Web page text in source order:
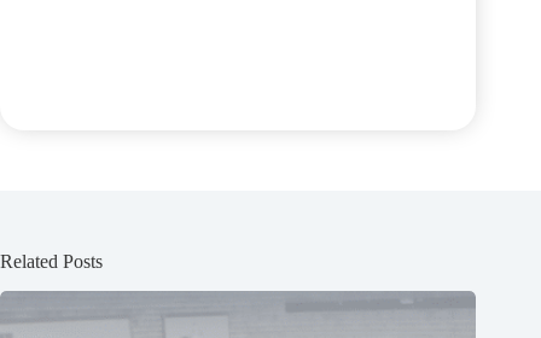
Related Posts